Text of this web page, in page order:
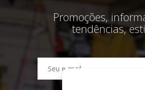
Promoções,
tendências,